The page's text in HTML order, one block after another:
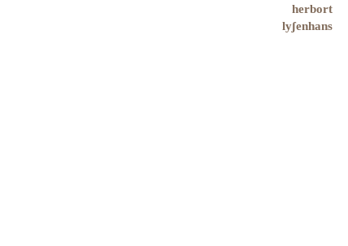
herbort
lyʃenhans